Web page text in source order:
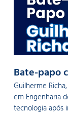
Bate-papo
Guilherme
em Engenharia
tecnologia após